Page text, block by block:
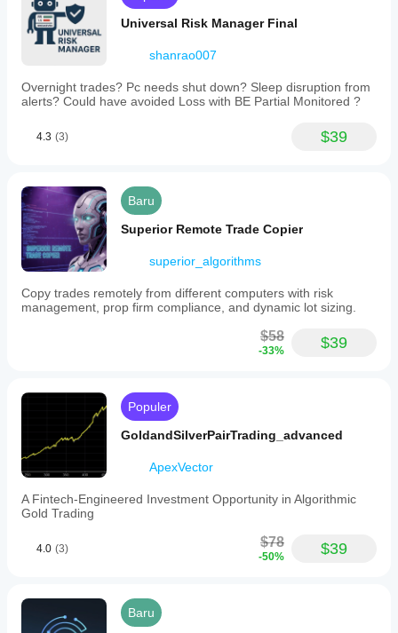
Pengujian bot
di lingkungan
Anda sendiri
membantu
Anda
kinerja bot
dalam
Universal Risk Manager Final
shanrao007
Overnight trades? Pc needs shut down? Sleep disruption from
alerts? Could have avoided Loss with BE Partial Monitored ?
4.3 (3) $39
Baru
Superior Remote Trade Copier
superior_algorithms
Copy trades remotely from different computers with risk
management, prop firm compliance, and dynamic lot sizing.
$58
-33% $39
Populer
GoldandSilverPairTrading_advanced
ApexVector
A Fintech-Engineered Investment Opportunity in Algorithmic
Gold Trading
4.0 (3) $78
-50% $39
Baru